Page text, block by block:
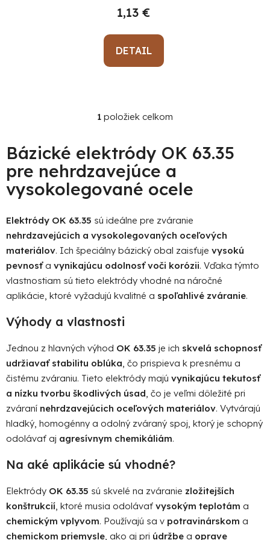
1,13 €
DETAIL
O
l
á
d
a
i
e
p
r
v
k
y
i
s
u
1 položiek celkom
Bázické elektródy OK 63.35
pre nehrdzavejúce a
vysokolegované ocele
Elektródy OK 63.35 sú ideálne pre zváranie
nehrdzavejúcich a vysokolegovaných oceľových
materiálov. Ich špeciálny bázický obal zaisťuje vysokú
pevnosťa vynikajúcu odolnosť voči korózii. Vďaka týmto
vlastnostiam sú tieto elektródy vhodné na náročné
aplikácie, ktoré vyžadujú kvalitné a spoľahlivé zváranie.
Výhody a vlastnosti
Jednou z hlavných výhod OK 63.35 je ich skvelá schopnosť
udržiavať stabilitu oblúka , čo prispieva k presnému a
čistému zváraniu. Tieto elektródy majú vynikajúcu tekutosť
a nízku tvorbu škodlivých úsad , čo je veľmi dôležité pri
zváraní nehrdzavejúcich oceľových materiálov. Vytvárajú
hladký, homogénny a odolný zváraný spoj, ktorý je schopný
odolávať aj agresívnym chemikáliám.
Na aké aplikácie sú vhodné?
Elektródy OK 63.35 sú skvelé na zváranie zložitejších
konštrukcií , ktoré musia odolávať vysokým teplotám a
chemickým vplyvom. Používajú sa v potravinárskom a
chemickom priemysle , ako aj pri údržbe a oprave